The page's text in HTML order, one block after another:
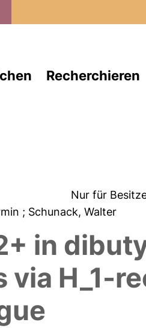
Recherchieren
Nur für
; Schunack, Walter
in
H_1-